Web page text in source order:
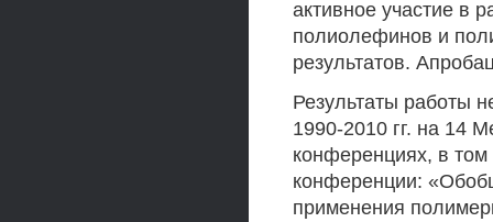
активное участие в
полиолефинов и
результатов.
Результаты работы
1990-2010 гг. на 14
конференциях, в том
конференции:
применения